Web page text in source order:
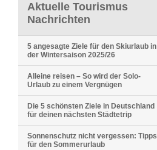
Aktuelle Tourismus
Nachrichten
5 angesagte Ziele für den Skiurlaub in
der Wintersaison 2025/26
Alleine reisen – So wird der Solo-
Urlaub zu einem Vergnügen
Die 5 schönsten Ziele in Deutschland
für deinen nächsten Städtetrip
Sonnenschutz nicht vergessen: Tipps
für den Sommerurlaub